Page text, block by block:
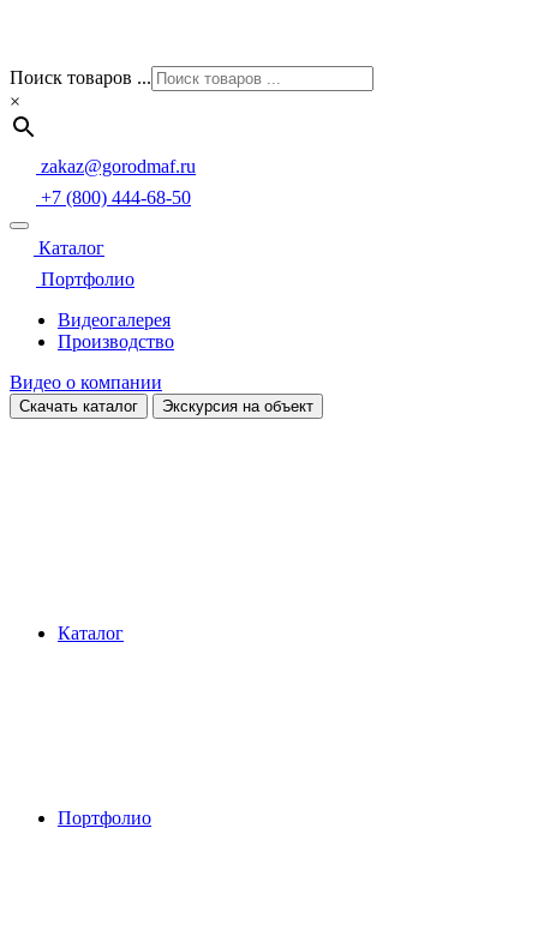
Поиск товаров ...
×
zakaz@gorodmaf.ru
+7 (800) 444-68-50
Каталог
Портфолио
Видеогалерея
Производство
Видео о компании
Скачать каталог Экскурсия на объект
Каталог
Портфолио